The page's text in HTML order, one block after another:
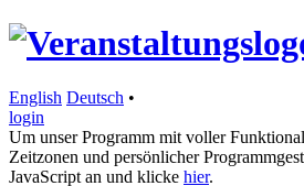
English Deutsch •
login
Um unser Programm mit voller
Zeitzonen und persönlicher
JavaScript an und klicke hier.